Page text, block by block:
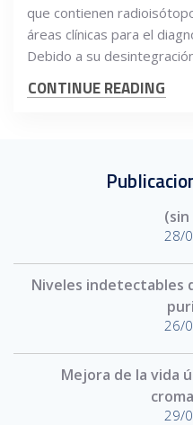
que contienen
áreas clínicas para el
Debido a su
CONTINUE READING
28/
Niveles indetectables
26/
Mejora de la vida
29/